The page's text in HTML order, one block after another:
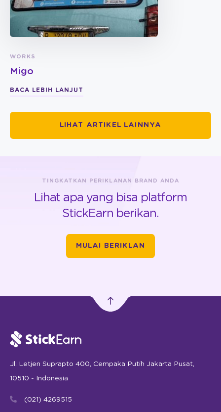
WORKS
Migo
BACA LEBIH LANJUT
LIHAT ARTIKEL LAINNYA
TINGKATKAN PERIKLANAN BRAND ANDA
Lihat apa yang bisa platform
StickEarn berikan.
MULAI BERIKLAN
Jl. Letjen Suprapto 400, Cempaka Putih Jakarta Pusat,
10510 - Indonesia
(021) 4269515